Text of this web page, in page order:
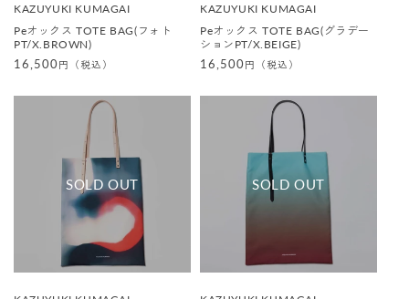
販
元
:
KAZUYUKI KUMAGAI
Peオックス TOTE BAG(フォト
PT/X.BROWN)
通
価
16,500円（税込）
販
元
:
KAZUYUKI KUMAGAI
Peオックス TOTE BAG(グラデー
ションPT/X.BEIGE)
通
価
16,500円（税込）